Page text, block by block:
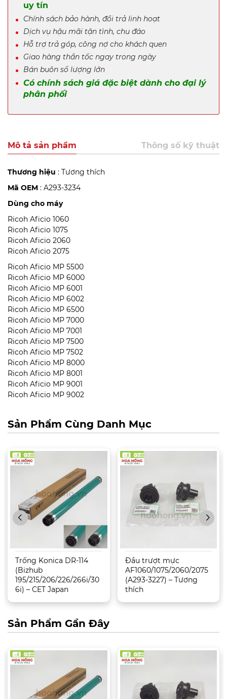
uy tín
Chính sách bảo hành, đổi trả linh hoạt
Dịch vụ hậu mãi tận tình, chu đáo
Hỗ trợ trả góp, công nợ cho khách quen
Giao hàng thần tốc ngay trong ngày
Bán buôn số lượng lớn
Có chính sách giá đặc biệt dành cho đại lý
phân phối
Mô tả sản phẩm Thông số kỹ thuật
Thương hiệu : Tương thích
Mã OEM : A293-3234
Dùng cho máy
Ricoh Aficio 1060
Ricoh Aficio 1075
Ricoh Aficio 2060
Ricoh Aficio 2075
Ricoh Aficio MP 5500
Ricoh Aficio MP 6000
Ricoh Aficio MP 6001
Ricoh Aficio MP 6002
Ricoh Aficio MP 6500
Ricoh Aficio MP 7000
Ricoh Aficio MP 7001
Ricoh Aficio MP 7500
Ricoh Aficio MP 7502
Ricoh Aficio MP 8000
Ricoh Aficio MP 8001
Ricoh Aficio MP 9001
Ricoh Aficio MP 9002
Sản Phẩm Cùng Danh Mục
Trống Konica DR-114
(Bizhub
195/215/206/226/266i/30
6i) – CET Japan
Đầu trượt mực
AF1060/1075/2060/2075
(A293-3227) – Tương
thích
Sản Phẩm Gần Đây